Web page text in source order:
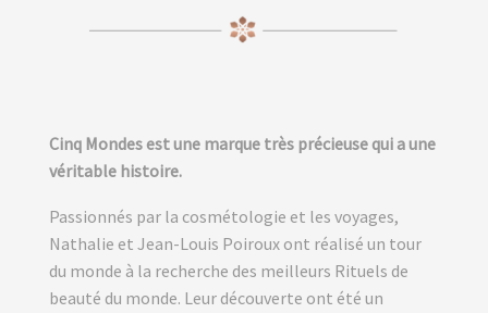
Cinq Mondes est une marque très précieuse qui a une
véritable histoire.
Passionnés par la cosmétologie et les voyages,
Nathalie et Jean-Louis Poiroux ont réalisé un tour
du monde à la recherche des meilleurs Rituels de
beauté du monde. Leur découverte ont été un